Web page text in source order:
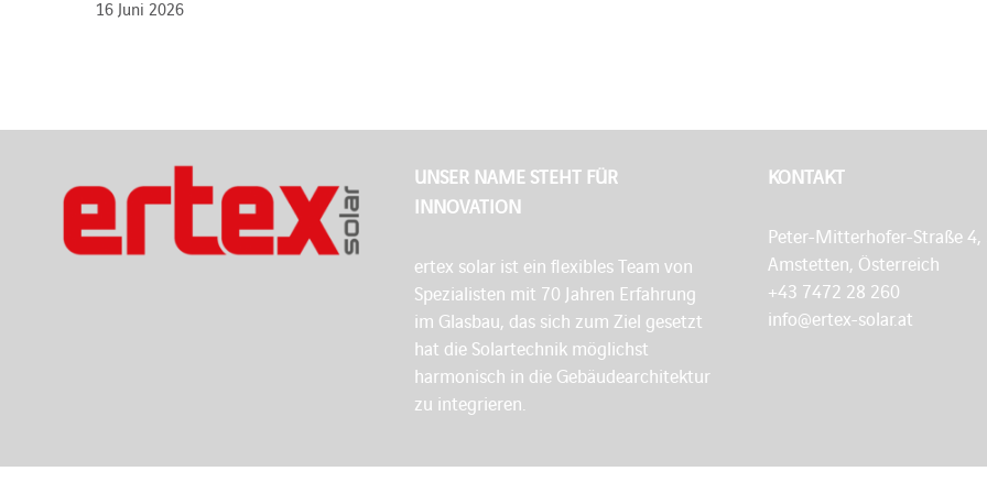
16 Juni 2026
UNSER NAME STEHT FÜR
INNOVATION
ertex solar ist ein flexibles Team von
Spezialisten mit 70 Jahren Erfahrung
im Glasbau, das sich zum Ziel gesetzt
hat die Solartechnik möglichst
harmonisch in die Gebäudearchitektur
zu integrieren.
KONTAKT
Peter-Mitterhofer-Straße 4,
Amstetten, Österreich
+43 7472 28 260
info@ertex-solar.at